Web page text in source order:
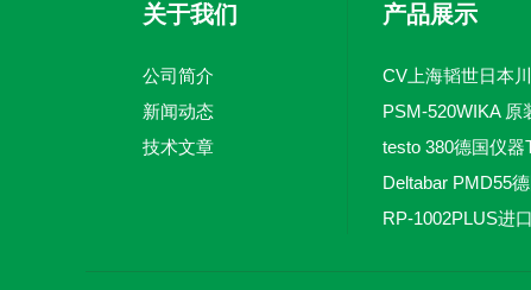
关于我们
公司简介
新闻动态
技术文章
产品展示